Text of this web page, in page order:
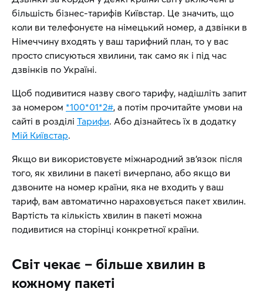
більшість бізнес-тарифів Київстар. Це значить, що
коли ви телефонуєте на німецький номер, а дзвінки в
Німеччину входять у ваш тарифний план, то у вас
просто списуються хвилини, так само як і під час
дзвінків по Україні.
Щоб подивитися назву свого тарифу, надішліть запит
за номером *100*01*2#, а потім прочитайте умови на
сайті в розділі Тарифи. Або дізнайтесь їх в додатку
Мій Київстар.
Якщо ви використовуєте міжнародний зв’язок після
того, як хвилини в пакеті вичерпано, або якщо ви
дзвоните на номер країни, яка не входить у ваш
тариф, вам автоматично нараховується пакет хвилин.
Вартість та кількість хвилин в пакеті можна
подивитися на сторінці конкретної країни.
Світ чекає – більше хвилин в
кожному пакеті